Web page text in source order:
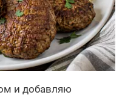
и добавляю